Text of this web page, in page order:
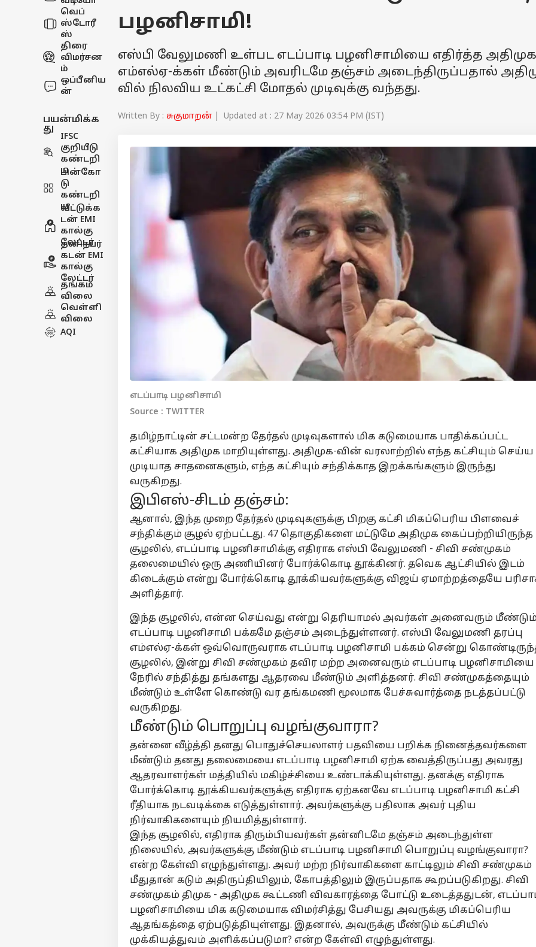
வெப்
ஸ்டோரீ
ஸ்
திரை
விமர்சன
ம்
ஒப்பீனிய
ன்
பயன்மிக்க
து
IFSC
குறியீடு
கண்டறி
ய
பின்கோ
டு
கண்டறி
ய
வீட்டுக்க
டன் EMI
கால்கு
லேட்டர்
தனிநபர்
கடன் EMI
கால்கு
லேட்டர்
தங்கம்
விலை
வெள்ளி
விலை
AQI
பழனிசாமி!
எஸ்பி வேலுமணி உள்பட எடப்பாடி பழனிசாமியை எதிர்த்த அதிமுக
எம்எல்ஏ-க்கள் மீண்டும் அவரிடமே தஞ்சம் அடைந்திருப்பதால்
வில் நிலவிய உட்கட்சி மோதல் முடிவுக்கு வந்தது.
Written By : சுகுமாறன் | Updated at : 27 May 2026 03:54 PM (IST)
எடப்பாடி பழனிசாமி
Source : TWITTER
தமிழ்நாட்டின் சட்டமன்ற தேர்தல் முடிவுகளால் மிக கடுமையாக பாதிக்கப்பட்ட
கட்சியாக அதிமுக மாறியுள்ளது. அதிமுக-வின் வரலாற்றில் எந்த கட்சியும் செய்ய
முடியாத சாதனைகளும், எந்த கட்சியும் சந்திக்காத இறக்கங்களும் இருந்து
வருகிறது.
இபிஎஸ்-சிடம் தஞ்சம்:
ஆனால், இந்த முறை தேர்தல் முடிவுகளுக்கு பிறகு கட்சி மிகப்பெரிய பிளவைச்
சந்திக்கும் சூழல் ஏற்பட்டது. 47 தொகுதிகளை மட்டுமே அதிமுக கைப்பற்றியிருந்த
சூழலில், எடப்பாடி பழனிசாமிக்கு எதிராக எஸ்பி வேலுமணி - சிவி சண்முகம்
தலைமையில் ஒரு அணியினர் போர்க்கொடி தூக்கினர். தவெக ஆட்சியில் இடம்
கிடைக்கும் என்று போர்க்கொடி தூக்கியவர்களுக்கு விஜய் ஏமாற்றத்தையே
அளித்தார்.
இந்த சூழலில், என்ன செய்வது என்று தெரியாமல் அவர்கள் அனைவரும் மீண்டும்
எடப்பாடி பழனிசாமி பக்கமே தஞ்சம் அடைந்துள்ளனர். எஸ்பி வேலுமணி தரப்பு
எம்எல்ஏ-க்கள் ஒவ்வொருவராக எடப்பாடி பழனிசாமி பக்கம் சென்று
சூழலில், இன்று சிவி சண்முகம் தவிர மற்ற அனைவரும் எடப்பாடி பழனிசாமியை
நேரில் சந்தித்து தங்களது ஆதரவை மீண்டும் அளித்தனர். சிவி சண்முகத்தையும்
மீண்டும் உள்ளே கொண்டு வர தங்கமணி மூலமாக பேச்சுவார்த்தை நடத்தப்பட்டு
வருகிறது.
மீண்டும் பொறுப்பு வழங்குவாரா?
தன்னை வீழ்த்தி தனது பொதுச்செயலாளர் பதவியை பறிக்க நினைத்தவர்களை
மீண்டும் தனது தலைமையை எடப்பாடி பழனிசாமி ஏற்க வைத்திருப்பது அவரது
ஆதரவாளர்கள் மத்தியில் மகிழ்ச்சியை உண்டாக்கியுள்ளது. தனக்கு எதிராக
போர்க்கொடி தூக்கியவர்களுக்கு எதிராக ஏற்கனவே எடப்பாடி பழனிசாமி கட்சி
ரீதியாக நடவடிக்கை எடுத்துள்ளார். அவர்களுக்கு பதிலாக அவர் புதிய
நிர்வாகிகளையும் நியமித்துள்ளார்.
இந்த சூழலில், எதிராக திரும்பியவர்கள் தன்னிடமே தஞ்சம் அடைந்துள்ள
நிலையில், அவர்களுக்கு மீண்டும் எடப்பாடி பழனிசாமி பொறுப்பு வழங்குவாரா?
என்ற கேள்வி எழுந்துள்ளது. அவர் மற்ற நிர்வாகிகளை காட்டிலும் சிவி சண்முகம்
மீதுதான் கடும் அதிருப்தியிலும், கோபத்திலும் இருப்பதாக கூறப்படுகிறது. சிவி
சண்முகம் திமுக - அதிமுக கூட்டணி விவகாரத்தை போட்டு உடைத்ததுடன்,
பழனிசாமியை மிக கடுமையாக விமர்சித்து பேசியது அவருக்கு மிகப்பெரிய
ஆதங்கத்தை ஏற்படுத்தியுள்ளது. இதனால், அவருக்கு மீண்டும் கட்சியில்
முக்கியத்துவம் அளிக்கப்படுமா? என்ற கேள்வி எழுந்துள்ளது.
Hello Guest
எங்களிடம்
விளம்பரம் செய்ய
பர்சனல் கார்னர்
முக்கிய கட்டுரைகள் டாப் ரீல்ஸ்
தமிழ்நாடு தமிழ்நாடு கிரிக்கெட்